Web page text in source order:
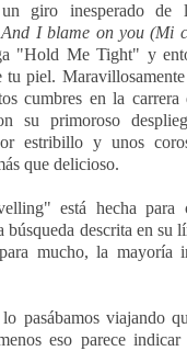
giro inesperado de
I blame on you (Mi
"Hold Me Tight" y
tu piel. Maravillosamente
cumbres en la
su primoroso
estribillo y unos
que delicioso.
está hecha para
descrita en su
mucho, la mayoría
pasábamos viajando
eso parece